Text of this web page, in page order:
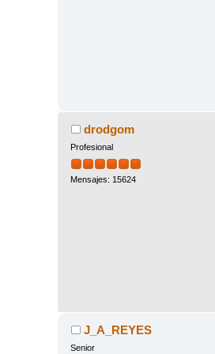
drodgom
Profesional
Mensajes: 15624
J_A_REYES
Senior